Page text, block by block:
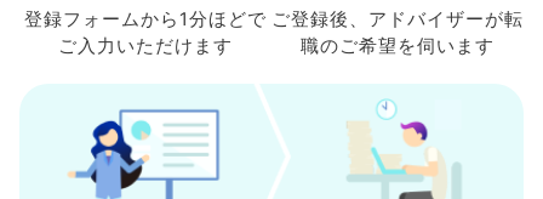
登録フォームから 1分ほどで
ご入力 いただけます
ご登録後、 アドバイザーが転
職のご希望を伺います